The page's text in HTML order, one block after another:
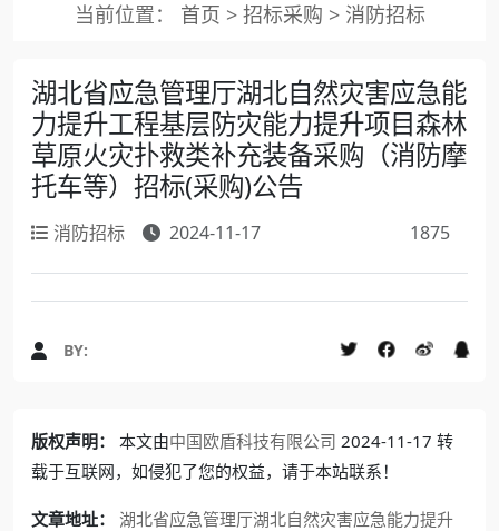
当前位置： 首页 > 招标采购 > 消防招标
湖北省应急管理厅湖北自然灾害应急能
力提升工程基层防灾能力提升项目森林
草原火灾扑救类补充装备采购（消防摩
托车等）招标(采购)公告
消防招标 2024-11-17 1875
BY:
版权声明： 本文由中国欧盾科技有限公司 2024-11-17 转
载于互联网，如侵犯了您的权益，请于本站联系！
文章地址：
湖北省应急管理厅湖北自然灾害应急能力提升